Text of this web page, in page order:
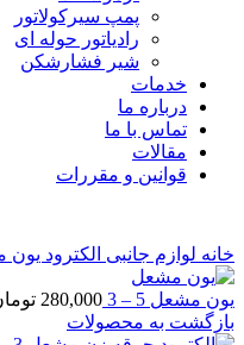
پمپ سیرکولاتور
رادیاتور حوله ای
شیر فشارشکن
خدمات
درباره ما
تماس با ما
مقالات
قوانین و مقررات
خانه لوازم جانبی الکترود
یون مشعل 5 – 3 280,000
بازگشت به محصولات